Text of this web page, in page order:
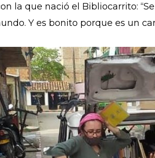
la que nació el Bibliocarrito:
Y es bonito porque es un